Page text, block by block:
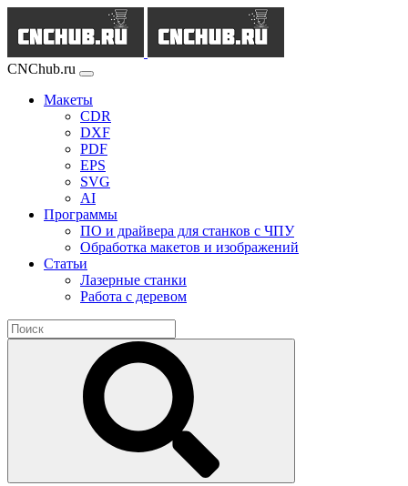
CNChub.ru
Макеты
CDR
DXF
PDF
EPS
SVG
AI
Программы
ПО и драйвера для станков с ЧПУ
Обработка макетов и изображений
Статьи
Лазерные станки
Работа с деревом